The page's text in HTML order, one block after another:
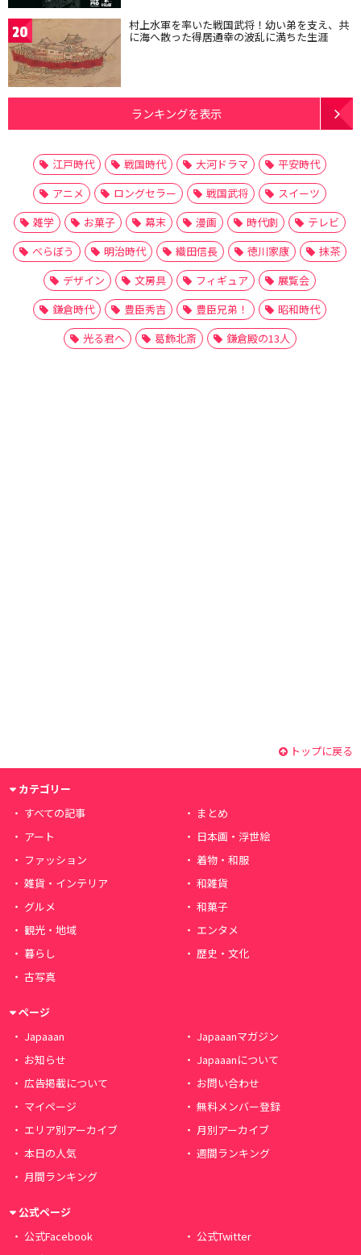
20 村上水軍を率いた戦国武将！幼い弟を支え、共
に海へ散った得居通幸の波乱に満ちた生涯
ランキングを表示
江戸時代 戦国時代 大河ドラマ
平安時代
アニメ
ロングセラー 戦国武将
スイーツ
雑学
お菓子 幕末 漫画 時代劇
テレビ
べらぼう
明治時代 織田信長 徳川家康
抹茶
デザイン
文房具 フィギュア
展覧会
鎌倉時代
豊臣秀吉 豊臣兄弟！
昭和時代
光る君へ
葛飾北斎 鎌倉殿の13人
トップに戻る
カテゴリー
すべての記事
まとめ
アート
日本画・浮世絵
ファッション
着物・和服
雑貨・インテリア
和雑貨
グルメ
和菓子
観光・地域
エンタメ
暮らし
歴史・文化
古写真
ページ
Japaaan
Japaaanマガジン
お知らせ
Japaaanについて
広告掲載について
お問い合わせ
マイページ
無料メンバー登録
エリア別アーカイブ
月別アーカイブ
本日の人気
週間ランキング
月間ランキング
公式ページ
公式Facebook
公式Twitter